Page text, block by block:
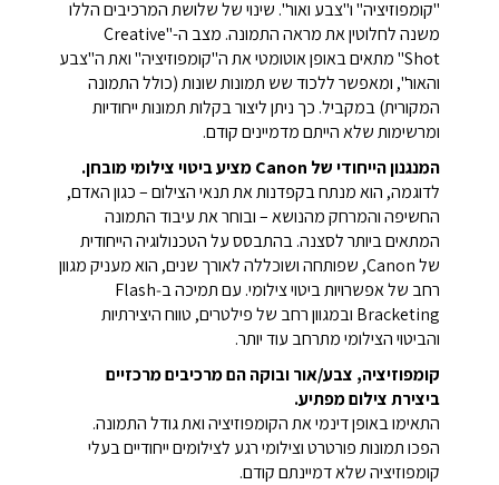
"קומפוזיציה" ו"צבע ואור". שינוי של שלושת המרכיבים הללו
משנה לחלוטין את מראה התמונה. מצב ה-"Creative
Shot" מתאים באופן אוטומטי את ה"קומפוזיציה" ואת ה"צבע
והאור", ומאפשר ללכוד שש תמונות שונות (כולל התמונה
המקורית) במקביל. כך ניתן ליצור בקלות תמונות ייחודיות
ומרשימות שלא הייתם מדמיינים קודם.
המנגנון הייחודי של Canon מציע ביטוי צילומי מובחן.
לדוגמה, הוא מנתח בקפדנות את תנאי הצילום – כגון האדם,
החשיפה והמרחק מהנושא – ובוחר את עיבוד התמונה
המתאים ביותר לסצנה. בהתבסס על הטכנולוגיה הייחודית
של Canon, שפותחה ושוכללה לאורך שנים, הוא מעניק מגוון
רחב של אפשרויות ביטוי צילומי. עם תמיכה ב‑Flash
Bracketing ובמגוון רחב של פילטרים, טווח היצירתיות
והביטוי הצילומי מתרחב עוד יותר.
קומפוזיציה, צבע/אור ובוקה הם מרכיבים מרכזיים
ביצירת צילום מפתיע.
התאימו באופן דינמי את הקומפוזיציה ואת גודל התמונה.
הפכו תמונות פורטרט וצילומי רגע לצילומים ייחודיים בעלי
קומפוזיציה שלא דמיינתם קודם.